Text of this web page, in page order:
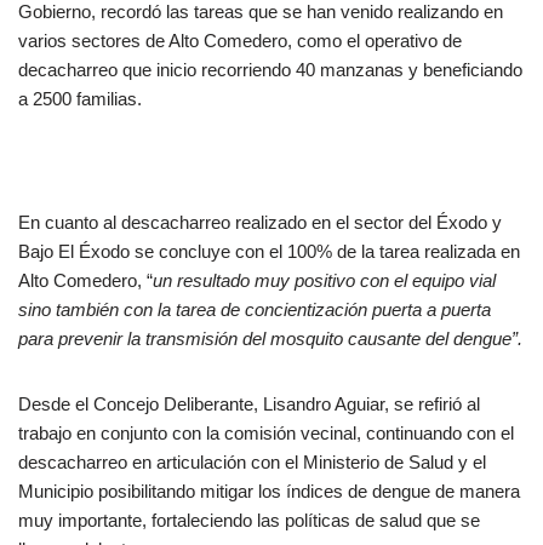
Gobierno, recordó las tareas que se han venido realizando en
varios sectores de Alto Comedero, como el operativo de
decacharreo que inicio recorriendo 40 manzanas y beneficiando
a 2500 familias.
En cuanto al descacharreo realizado en el sector del Éxodo y
Bajo El Éxodo se concluye con el 100% de la tarea realizada en
Alto Comedero, “un resultado muy positivo con el equipo vial
sino también con la tarea de concientización puerta a puerta
para prevenir la transmisión del mosquito causante del dengue”.
Desde el Concejo Deliberante, Lisandro Aguiar, se refirió al
trabajo en conjunto con la comisión vecinal, continuando con el
descacharreo en articulación con el Ministerio de Salud y el
Municipio posibilitando mitigar los índices de dengue de manera
muy importante, fortaleciendo las políticas de salud que se